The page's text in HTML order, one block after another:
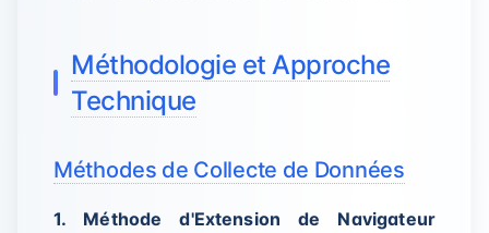
Méthodologie et Approche
Technique
Méthodes de Collecte de Données
1. Méthode d'Extension de Navigateur